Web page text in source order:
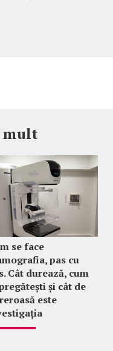
mult
se face
pas cu
Cât durează, cum
și cât de
este